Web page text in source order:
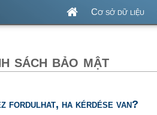
Cơ sở dữ liệu
sách bảo mật
fordulhat, ha kérdése van?